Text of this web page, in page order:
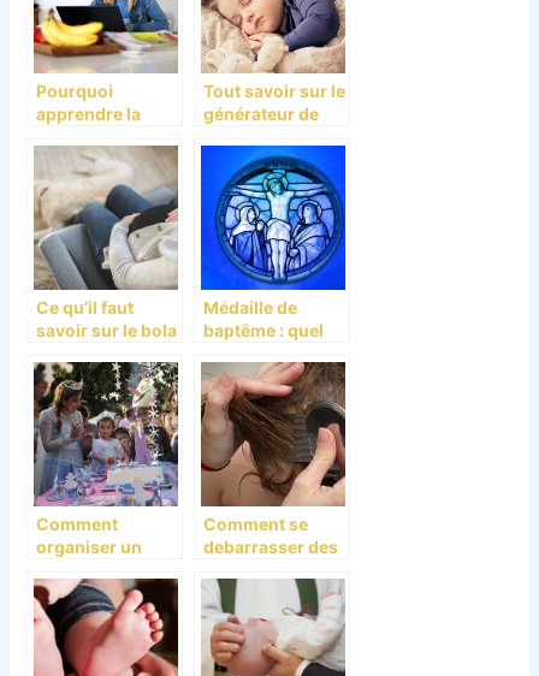
Pourquoi
apprendre la
aux enfants ?
Tout savoir sur le
générateur de
Ce qu’il faut
savoir sur le bola
Médaille de
baptême : quel
?
Comment
organiser un
inoubliable pour
son enfant ?
Comment se
debarrasser des